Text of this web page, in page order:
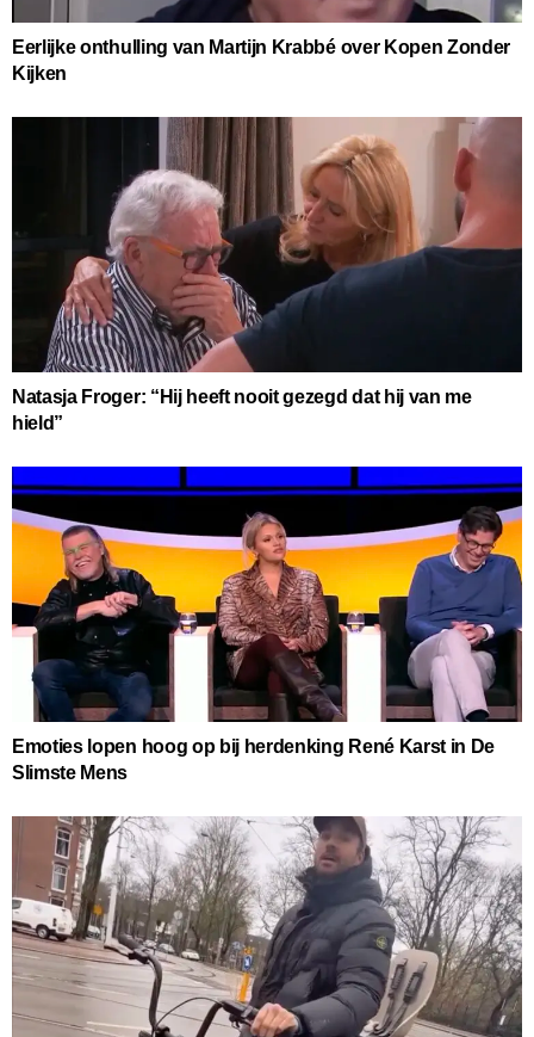
Eerlijke onthulling van Martijn Krabbé over Kopen Zonder
Kijken
Natasja Froger: “Hij heeft nooit gezegd dat hij van me
hield”
Emoties lopen hoog op bij herdenking René Karst in De
Slimste Mens